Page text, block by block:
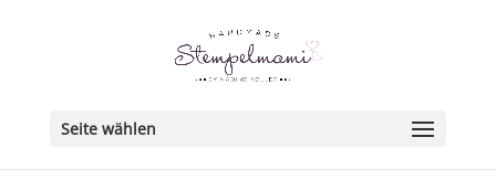
Seite wählen